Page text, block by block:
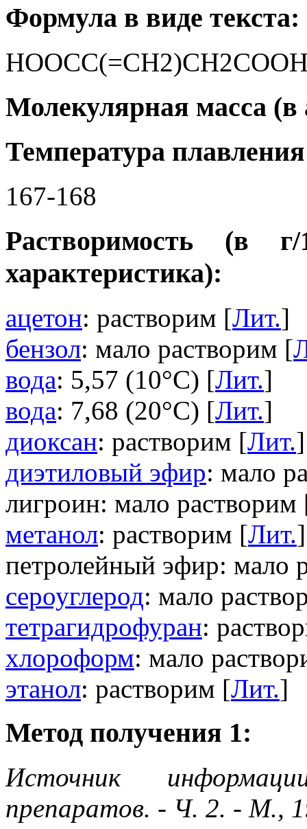
Формула в виде текста:
Молекулярная масса (в
Температура
167-168
Растворимость (в
характеристика):
ацетон: растворим [Лит.]
бензол: мало растворим [
вода: 5,57 (10°C) [Лит.]
вода: 7,68 (20°C) [Лит.]
диоксан: растворим [Лит.]
диэтиловый эфир: мало
лигроин: мало растворим
метанол: растворим [Лит.]
петролейный эфир: мало
сероуглерод: мало
тетрагидрофуран:
хлороформ: мало
этанол: растворим [Лит.]
Метод получения 1:
Источник
препаратов. - Ч. 2. - М.,